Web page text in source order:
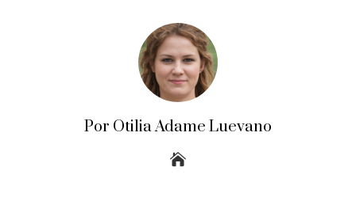
Por Otilia Adame Luevano